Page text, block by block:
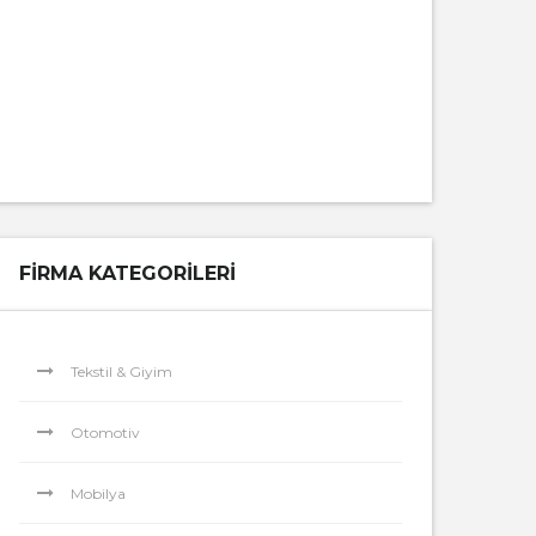
FIRMA KATEGORILERI
Tekstil & Giyim
Otomotiv
Mobilya